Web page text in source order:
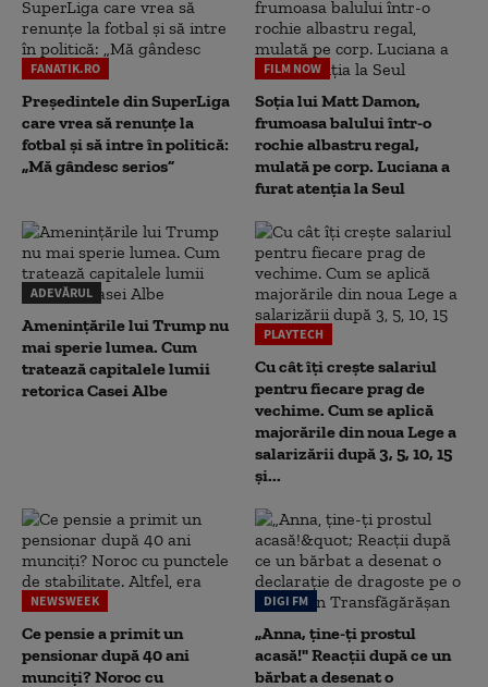
FANATIK.RO
Președintele din SuperLiga
care vrea să renunțe la
fotbal și să intre în politică:
„Mă gândesc serios”
FILM NOW
Soția lui Matt Damon,
frumoasa balului într-o
rochie albastru regal,
mulată pe corp. Luciana a
furat atenția la Seul
ADEVĂRUL
Amenințările lui Trump nu
mai sperie lumea. Cum
tratează capitalele lumii
retorica Casei Albe
PLAYTECH
Cu cât îți crește salariul
pentru fiecare prag de
vechime. Cum se aplică
majorările din noua Lege a
salarizării după 3, 5, 10, 15
și...
NEWSWEEK
Ce pensie a primit un
pensionar după 40 ani
munciți? Noroc cu
DIGI FM
„Anna, ţine-ţi prostul
acasă!" Reacţii după ce un
bărbat a desenat o